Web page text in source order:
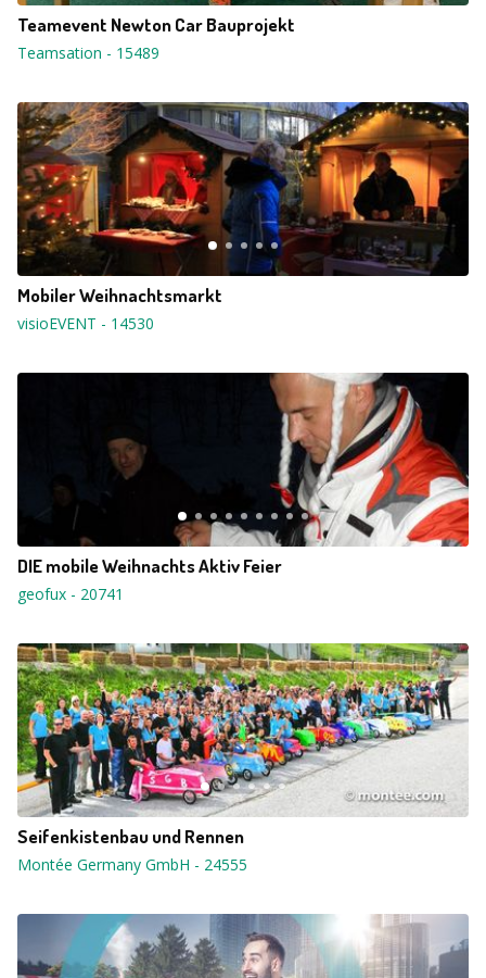
Teamevent Newton Car Bauprojekt
Teamsation - 15489
Mobiler Weihnachtsmarkt
visioEVENT - 14530
DIE mobile Weihnachts Aktiv Feier
geofux - 20741
Seifenkistenbau und Rennen
Montée Germany GmbH - 24555